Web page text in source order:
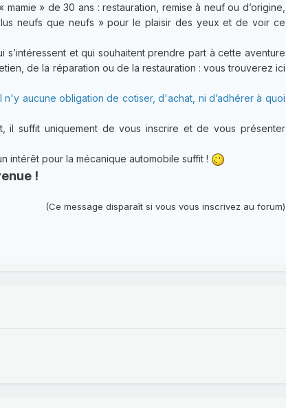
» de 30 ans : restauration, remise à neuf ou d’origine,
neufs que neufs » pour le plaisir des yeux et de voir ce
et qui souhaitent prendre part à cette aventure
de la réparation ou de la restauration : vous trouverez ici
n'y aucune obligation de cotiser, d'achat, ni d’adhérer à quoi
il suffit uniquement de vous inscrire et de vous présenter
intérêt pour la mécanique automobile suffit !
!
(Ce message disparaît si vous vous inscrivez au forum)